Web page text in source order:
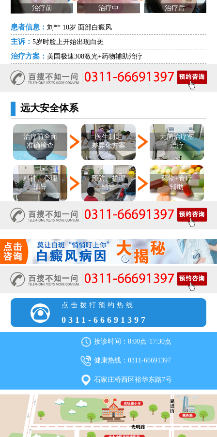
治疗前 治疗中 治疗后
患者信息：刘** 10岁 面部白癜风
主诉：5岁时脸上开始出现白斑
治疗方案： 美国极速308激光+药物辅助治疗
远大安全体系
治疗前全面
准确检查
医生制定
差异化方案
无菌治疗室
治疗
精神、心理
辅导
预防、护理
辅导
药物+食疗
辅助
点击拨打预约热线
0311-66691397
接诊时间：8:00点-17:30点
健康热线：0311-66691397
石家庄桥西区裕华东路7号